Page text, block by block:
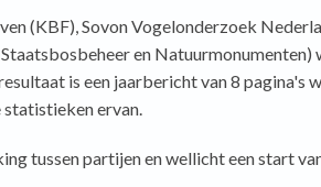
(KBF), Sovon Vogelonderzoek
en
is een jaarbericht van 8 pagina's
statistieken ervan.
tussen partijen en wellicht een start